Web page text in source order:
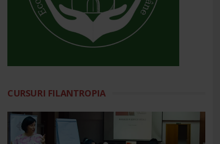
CURSURI FILANTROPIA